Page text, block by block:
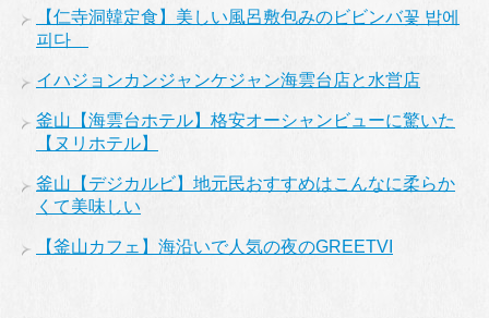
【仁寺洞韓定食】美しい風呂敷包みのビビンバ꽃 밥에
피다
イハジョンカンジャンケジャン海雲台店と水営店
釜山【海雲台ホテル】格安オーシャンビューに驚いた
【ヌリホテル】
釜山【デジカルビ】地元民おすすめはこんなに柔らか
くて美味しい
【釜山カフェ】海沿いで人気の夜のGREETVI